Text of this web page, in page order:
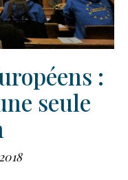
:
seule